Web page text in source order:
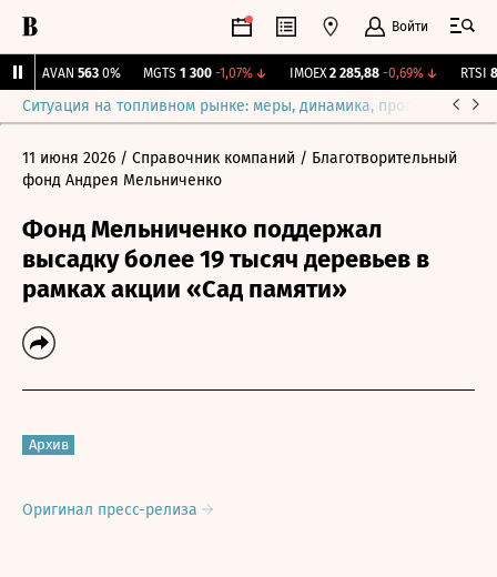
Войти
AVAN 563 0% MGTS 1 300 -1,07%↓ IMOEX 2 285,88 -0,69%↓ RTSI
Ситуация на топливном рынке: меры, динамика, прогнозы
11 июня 2026 / Справочник компаний / Благотворительный
фонд Андрея Мельниченко
Фонд Мельниченко поддержал
высадку более 19 тысяч деревьев в
рамках акции «Сад памяти»
Архив
Оригинал пресс-релиза